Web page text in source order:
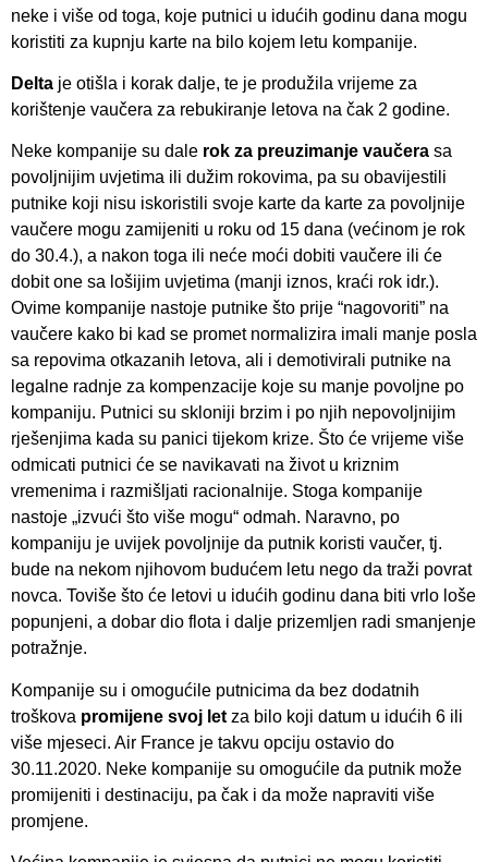
neke i više od toga, koje putnici u idućih godinu dana mogu
koristiti za kupnju karte na bilo kojem letu kompanije.
Delta je otišla i korak dalje, te je produžila vrijeme za
korištenje vaučera za rebukiranje letova na čak 2 godine.
Neke kompanije su dale rok za preuzimanje vaučera sa
povoljnijim uvjetima ili dužim rokovima, pa su obavijestili
putnike koji nisu iskoristili svoje karte da karte za povoljnije
vaučere mogu zamijeniti u roku od 15 dana (većinom je rok
do 30.4.), a nakon toga ili neće moći dobiti vaučere ili će
dobit one sa lošijim uvjetima (manji iznos, kraći rok idr.).
Ovime kompanije nastoje putnike što prije “nagovoriti” na
vaučere kako bi kad se promet normalizira imali manje posla
sa repovima otkazanih letova, ali i demotivirali putnike na
legalne radnje za kompenzacije koje su manje povoljne po
kompaniju. Putnici su skloniji brzim i po njih nepovoljnijim
rješenjima kada su panici tijekom krize. Što će vrijeme više
odmicati putnici će se navikavati na život u kriznim
vremenima i razmišljati racionalnije. Stoga kompanije
nastoje „izvući što više mogu“ odmah. Naravno, po
kompaniju je uvijek povoljnije da putnik koristi vaučer, tj.
bude na nekom njihovom budućem letu nego da traži povrat
novca. Toviše što će letovi u idućih godinu dana biti vrlo loše
popunjeni, a dobar dio flota i dalje prizemljen radi smanjenje
potražnje.
Kompanije su i omogućile putnicima da bez dodatnih
troškova promijene svoj let za bilo koji datum u idućih 6 ili
više mjeseci. Air France je takvu opciju ostavio do
30.11.2020. Neke kompanije su omogućile da putnik može
promijeniti i destinaciju, pa čak i da može napraviti više
promjene.